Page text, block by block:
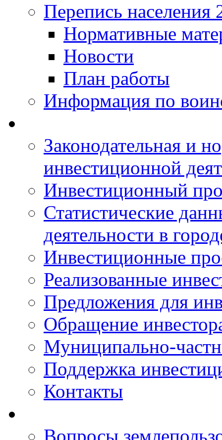
Перепись населения
Нормативные
Новости
План работы
Информация по
Законодательная и
инвестиционной
Инвестиционный
Статистические
деятельности в
Инвестиционные
Реализованные
Предложения для
Обращение
Муниципально-
Поддержка
Контакты